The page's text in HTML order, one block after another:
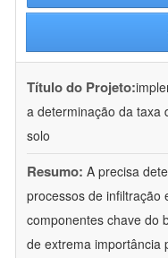
Título do Projeto:
a determinação da taxa
solo
Resumo: A precisa
processos de infiltração
componentes chave do
de extrema importância